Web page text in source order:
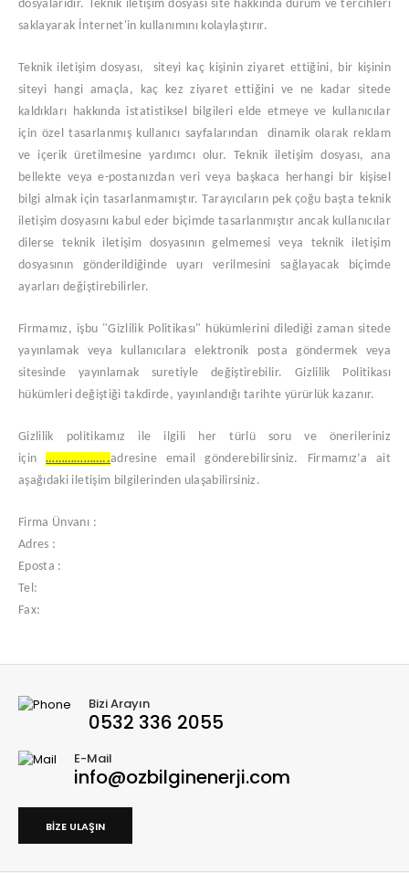
dosyalarıdır. Teknik iletişim dosyası site hakkında durum ve tercihleri
saklayarak İnternet'in kullanımını kolaylaştırır.
Teknik iletişim dosyası, siteyi kaç kişinin ziyaret ettiğini, bir kişinin
siteyi hangi amaçla, kaç kez ziyaret ettiğini ve ne kadar sitede
kaldıkları hakkında istatistiksel bilgileri elde etmeye ve kullanıcılar
için özel tasarlanmış kullanıcı sayfalarından dinamik olarak reklam
ve içerik üretilmesine yardımcı olur. Teknik iletişim dosyası, ana
bellekte veya e-postanızdan veri veya başkaca herhangi bir kişisel
bilgi almak için tasarlanmamıştır. Tarayıcıların pek çoğu başta teknik
iletişim dosyasını kabul eder biçimde tasarlanmıştır ancak kullanıcılar
dilerse teknik iletişim dosyasının gelmemesi veya teknik iletişim
dosyasının gönderildiğinde uyarı verilmesini sağlayacak biçimde
ayarları değiştirebilirler.
Firmamız, işbu "Gizlilik Politikası" hükümlerini dilediği zaman sitede
yayınlamak veya kullanıcılara elektronik posta göndermek veya
sitesinde yayınlamak suretiyle değiştirebilir. Gizlilik Politikası
hükümleri değiştiği takdirde, yayınlandığı tarihte yürürlük kazanır.
Gizlilik politikamız ile ilgili her türlü soru ve önerileriniz
için………………..adresine email gönderebilirsiniz. Firmamız’a ait
aşağıdaki iletişim bilgilerinden ulaşabilirsiniz.
Firma Ünvanı :
Adres :
Eposta :
Tel:
Fax:
Bizi Arayın
0532 336 2055
E-Mail
info@ozbilginenerji.com
BIZE ULAŞIN